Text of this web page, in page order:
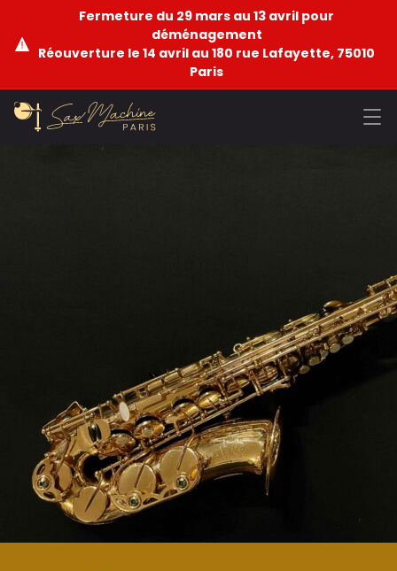
Fermeture du 29 mars au 13 avril pour
déménagement
Réouverture le 14 avril au 180 rue Lafayette, 75010
Paris